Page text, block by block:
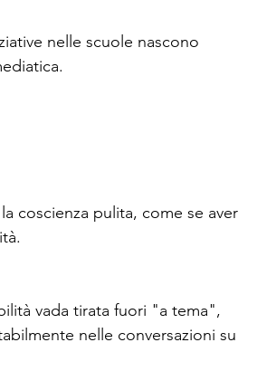
nelle scuole nascono
coscienza pulita, come se aver
vada tirata fuori "a tema",
nelle conversazioni su